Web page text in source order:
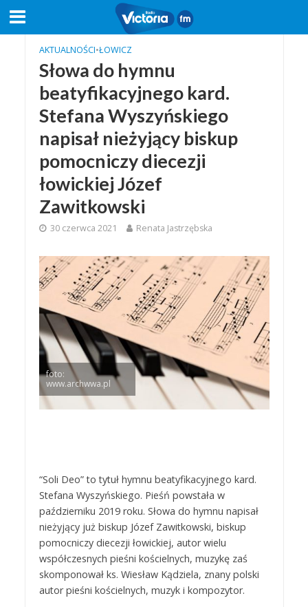
AKTUALNOŚCI•ŁOWICZ
Słowa do hymnu
beatyfikacyjnego kard.
Stefana Wyszyńskiego
napisał nieżyjący biskup
pomocniczy diecezji
łowickiej Józef
Zawitkowski
30 czerwca 2021 Renata Jastrzębska
foto:
www.archwwa.pl
“Soli Deo” to tytuł hymnu beatyfikacyjnego kard.
Stefana Wyszyńskiego. Pieśń powstała w
październiku 2019 roku. Słowa do hymnu napisał
nieżyjący już biskup Józef Zawitkowski, biskup
pomocniczy diecezji łowickiej, autor wielu
współczesnych pieśni kościelnych, muzykę zaś
skomponował ks. Wiesław Kądziela, znany polski
autor pieśni kościelnych, muzyk i kompozytor.